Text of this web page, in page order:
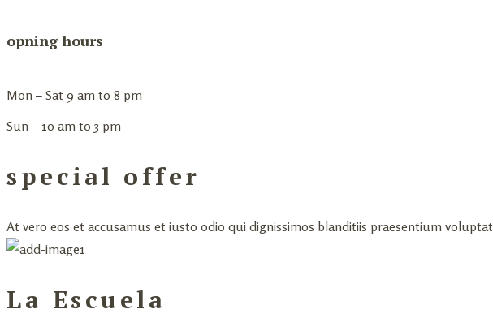
opning hours
Mon – Sat 9 am to 8 pm
Sun – 10 am to 3 pm
special offer
At vero eos et accusamus et iusto odio qui dignissimos blanditiis praesentium
La Escuela